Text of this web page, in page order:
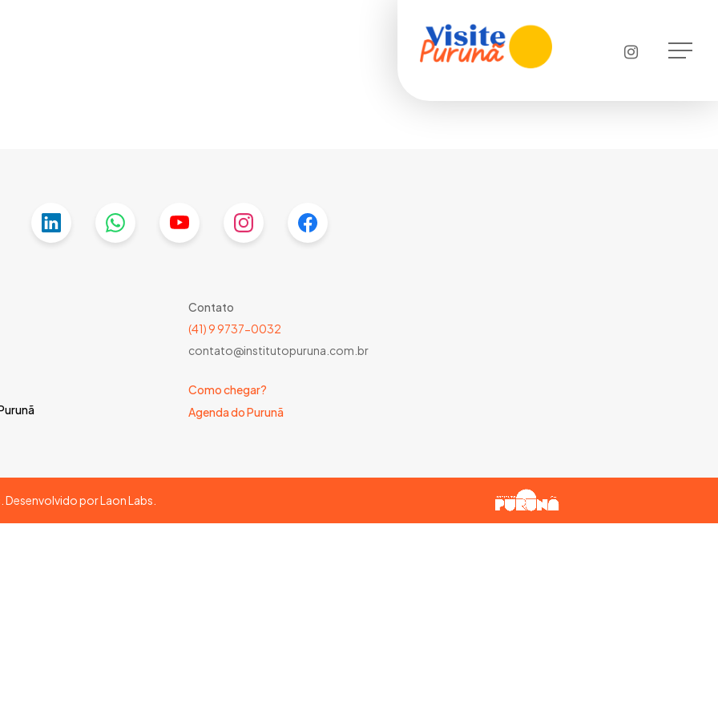
instagramMenu
Contato
(41) 9 9737-0032
contato@institutopuruna.com.br
Como chegar?
Agenda do Purunã
Desenvolvido porLaon Labs